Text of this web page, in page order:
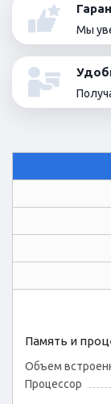
Мы
Память и
Объем
Процессор